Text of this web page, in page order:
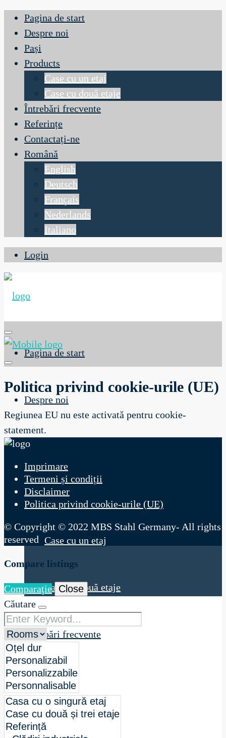
Pagina de start
Despre noi
Pași
Products
Case cu un etaj
Case cu două etaje
Întrebări frecvente
Referințe
Contactați-ne
Română
English
Deutsch
Français
Nederlands
Italiano
Login
Pagina de start
Despre noi
Pași
Products
Case cu un etaj
Case cu două etaje
Întrebări frecvente
Referințe
Contactați-ne
Politica privind cookie-urile (UE)
Regiunea EU nu este activată pentru cookie-
statement.
Imprimare
Termeni și condiții
Disclaimer
Politica privind cookie-urile (UE)
© Copyright © 2022 MBS Stahl Germany- All rights
reserved
Compare listings
Comparaţie
Close
Căutare